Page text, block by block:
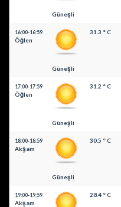
Güneşli
16:00-16:59
Öğlen
Güneşli
31.3 ° C
17:00-17:59
Öğlen
Güneşli
31.2 ° C
18:00-18:59
Akşam
Güneşli
30.5 ° C
19:00-19:59
Akşam
28.4 ° C